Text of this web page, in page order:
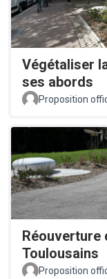
Végétaliser
ses abords
Proposition
Réouverture
Toulousains
Proposition